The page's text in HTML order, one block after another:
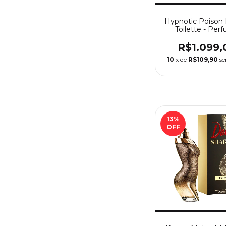
Hypnotic Poison
Toilette -
10 x de R$109,90
13%
OFF